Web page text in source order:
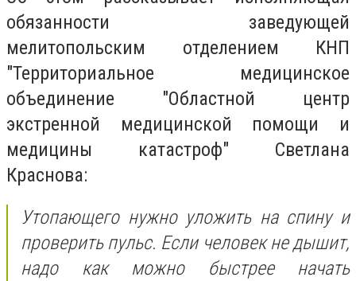
обязанности заведующей
мелитопольским отделением КНП
"Территориальное медицинское
объединение "Областной центр
экстренной медицинской помощи и
медицины катастроф" Светлана
Краснова:
Утопающего нужно уложить на спину и
проверить пульс. Если человек не дышит,
надо как можно быстрее начать